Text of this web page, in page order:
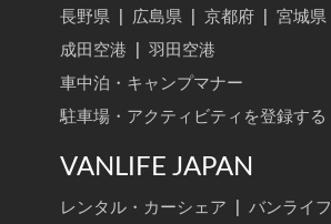
長野県
広島県 京都府 宮城県
成田空港
羽田空港
車中泊・キャンプマナー
駐車場・アクティビティを登録する
VANLIFE JAPAN
レンタル・カーシェア バンライフ